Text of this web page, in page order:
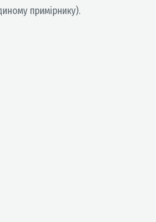
примірнику).